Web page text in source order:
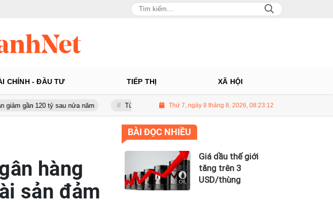
CHÍNH - ĐẦU TƯ TIẾP THỊ XÃ HỘI
120 tỷ sau nửa năm Từ 130 lên gần 2.700 tỷ đồng - năng lực tài chính của Bamboo Airways nhìn từ
Thứ 7, ngày 8 tháng 8, 2026, 08:23:13
hàng
sản đảm
BÀI ĐỌC NHIỀU
Giá dầu thế giới
tăng trên 3
USD/thùng